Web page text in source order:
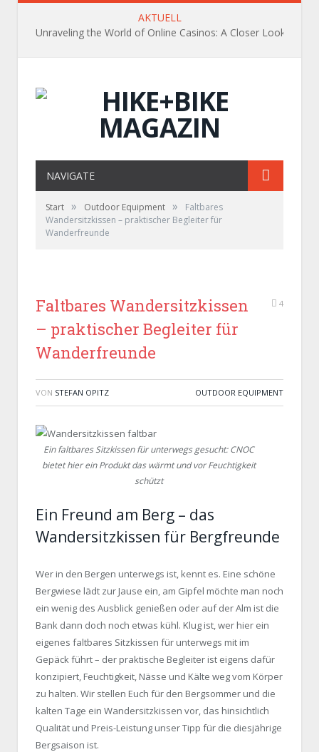
AKTUELL
Unraveling the World of Online Casinos: A Closer Look
NAVIGATE
Start » Outdoor Equipment »
Faltbares
Wandersitzkissen – praktischer Begleiter für
Wanderfreunde
Faltbares Wandersitzkissen
– praktischer Begleiter für
Wanderfreunde
4
VON STEFAN OPITZ OUTDOOR EQUIPMENT
Ein faltbares Sitzkissen für unterwegs gesucht: CNOC
bietet hier ein Produkt das wärmt und vor Feuchtigkeit
schützt
Ein Freund am Berg – das
Wandersitzkissen für Bergfreunde
Wer in den Bergen unterwegs ist, kennt es. Eine schöne
Bergwiese lädt zur Jause ein, am Gipfel möchte man noch
ein wenig des Ausblick genießen oder auf der Alm ist die
Bank dann doch noch etwas kühl. Klug ist, wer hier ein
eigenes faltbares Sitzkissen für unterwegs mit im
Gepäck führt – der praktische Begleiter ist eigens dafür
konzipiert, Feuchtigkeit, Nässe und Kälte weg vom Körper
zu halten. Wir stellen Euch für den Bergsommer und die
kalten Tage ein Wandersitzkissen vor, das hinsichtlich
Qualität und Preis-Leistung unser Tipp für die diesjährige
Bergsaison ist.